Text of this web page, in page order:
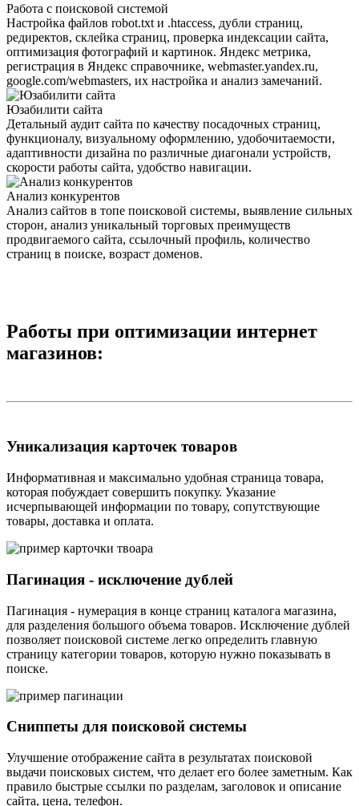
Работа с поисковой системой
Настройка файлов robot.txt и .htaccess, дубли страниц,
редиректов, склейка страниц, проверка индексации сайта,
оптимизация фотографий и картинок. Яндекс метрика,
регистрация в Яндекс справочнике, webmaster.yandex.ru,
google.com/webmasters, их настройка и анализ замечаний.
Юзабилити сайта
Детальный аудит сайта по качеству посадочных страниц,
функционалу, визуальному оформлению, удобочитаемости,
адаптивности дизайна по различные диагонали устройств,
скорости работы сайта, удобство навигации.
Анализ конкурентов
Анализ сайтов в топе поисковой системы, выявление сильных
сторон, анализ уникальный торговых преимуществ
продвигаемого сайта, ссылочный профиль, количество
страниц в поиске, возраст доменов.
Работы при оптимизации интернет
магазинов:
Уникализация карточек товаров
Информативная и максимально удобная страница товара,
которая побуждает совершить покупку. Указание
исчерпывающей информации по товару, сопутствующие
товары, доставка и оплата.
Пагинация - исключение дублей
Пагинация - нумерация в конце страниц каталога магазина,
для разделения большого объема товаров. Исключение дублей
позволяет поисковой системе легко определить главную
страницу категории товаров, которую нужно показывать в
поиске.
Сниппеты для поисковой системы
Улучшение отображение сайта в результатах поисковой
выдачи поисковых систем, что делает его более заметным. Как
правило быстрые ссылки по разделам, заголовок и описание
сайта, цена, телефон.